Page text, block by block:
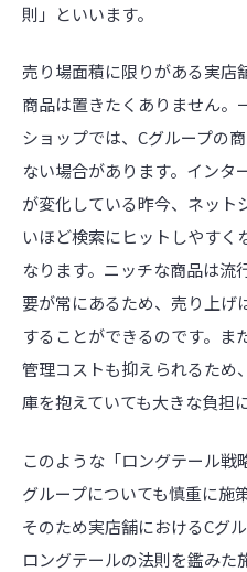
則」といいます。
売り場面積に限りがある実店
商品は置きたくありません。
ショップでは、Cグループの
ない場合があります。インタ
が変化している昨今、ネット
いほど検索にヒットしやすく
なります。ニッチな商品は流
要が常にあるため、売り上げ
することができるのです。ま
管理コストも抑えられるため
庫を抱えていても大きな負担
このような「ロングテール戦
グループについても慎重に施
そのため実店舗におけるCグ
ロングテールの法則を鑑みた